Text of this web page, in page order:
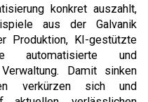
konkret auszahlt,
aus der Galvanik
Produktion, KI-gestützte
automatisierte und
Damit sinken
verkürzen sich und